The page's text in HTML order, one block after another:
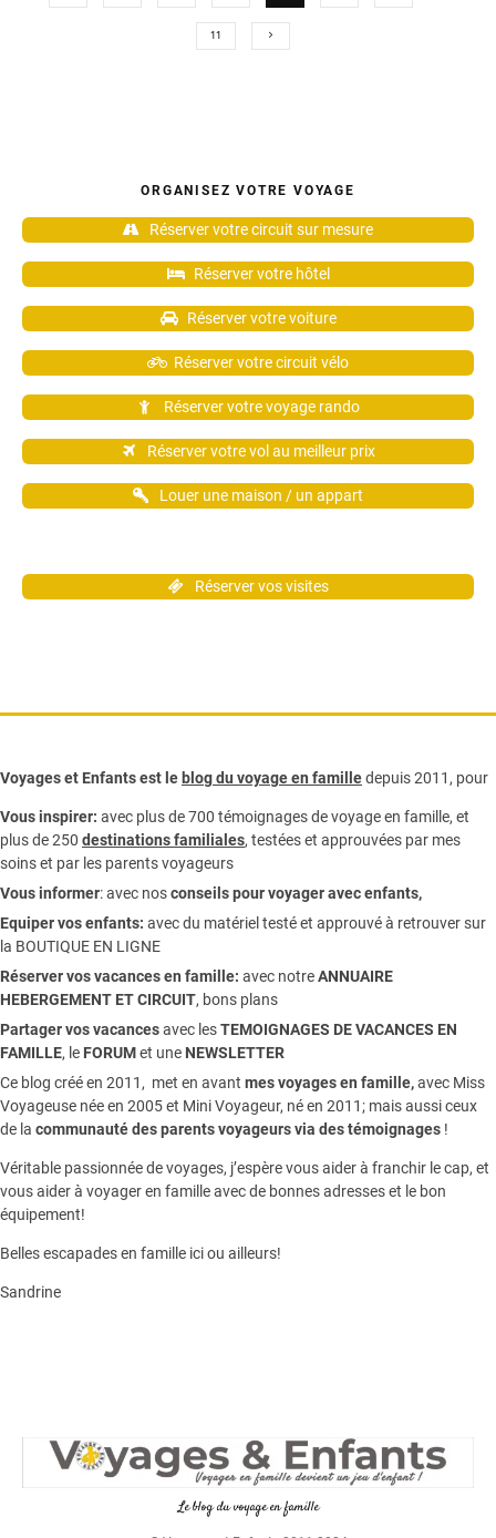
11
ORGANISEZ VOTRE VOYAGE
Réserver votre circuit sur mesure
Réserver votre hôtel
Réserver votre voiture
Réserver votre circuit vélo
Réserver votre voyage rando
Réserver votre vol au meilleur prix
Louer une maison / un appart
Réserver vos visites
Voyages et Enfants est leblog du voyage en familledepuis 2011, pour
Vous inspirer: avec plus de 700 témoignages devoyage en famille, et
plus de 250 destinations familiales, testées et approuvées par mes
soins et par les parents voyageurs
Vous informer:avec nosconseils pour voyager avec enfants,
Equiper vos enfants: avec du matériel testé et approuvé à retrouver sur
la BOUTIQUE EN LIGNE
Réserver vos vacances en famille: avec notreANNUAIRE
HEBERGEMENT ET CIRCUIT, bons plans
Partager vos vacancesavec lesTEMOIGNAGES DE VACANCES EN
FAMILLE, le FORUMet une NEWSLETTER
Ce blog créé en 2011, met en avant mes voyages en famille,avec Miss
Voyageuse née en 2005 et Mini Voyageur, né en 2011; mais aussi ceux
de la communauté des parents voyageurs via des témoignages !
Véritable passionnée de voyages, j’espère vous aider à franchir le cap, et
vous aider à voyager en famille avec de bonnes adresses et le bon
équipement!
Belles escapades en famille ici ou ailleurs!
Sandrine
Le blog du voyage en famille